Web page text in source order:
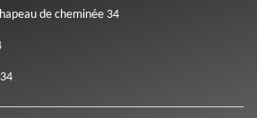
de cheminée 34